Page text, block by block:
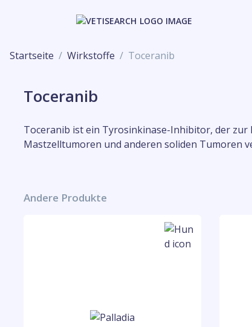
Startseite Wirkstoffe Toceranib
Toceranib
Toceranib ist ein Tyrosinkinase-Inhibitor, der
Mastzelltumoren und anderen soliden Tumoren
Andere Produkte